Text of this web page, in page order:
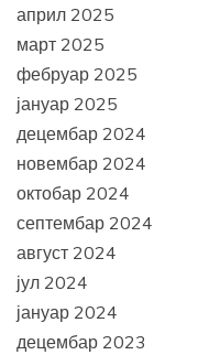
април 2025
март 2025
фебруар 2025
јануар 2025
децембар 2024
новембар 2024
октобар 2024
септембар 2024
август 2024
јул 2024
јануар 2024
децембар 2023